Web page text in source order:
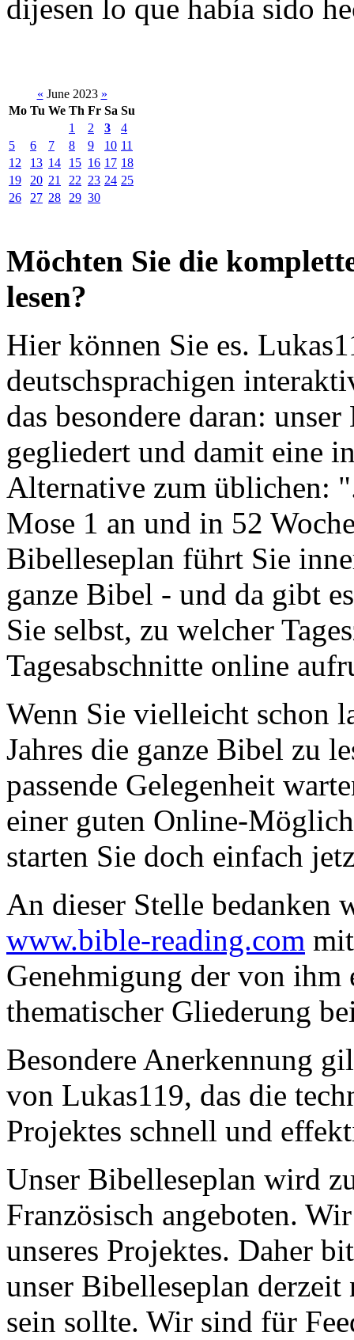
dijesen lo que había sido
« June 2023 »
Mo Tu We Th Fr Sa Su
1
2 3
4
5
6 7 8 9 10 11
12
13 14 15 16 17 18
19
20 21 22 23 24 25
26
27 28 29 30
Möchten Sie die
lesen?
Hier können Sie es.
deutschsprachigen
das besondere daran:
gegliedert und damit eine
Alternative zum üblichen:
Mose 1 an und in 52
Bibelleseplan führt Sie
ganze Bibel - und da gibt
Sie selbst, zu welcher
Tagesabschnitte online
Wenn Sie vielleicht schon
Jahres die ganze Bibel zu
passende Gelegenheit
einer guten Online-
starten Sie doch einfach
An dieser Stelle bedanken
www.bible-reading.com
Genehmigung der von
thematischer Gliederung
Besondere Anerkennung
von Lukas119, das die
Projektes schnell und
Unser Bibelleseplan wird
Französisch angeboten.
unseres Projektes. Daher
unser Bibelleseplan
sein sollte. Wir sind für